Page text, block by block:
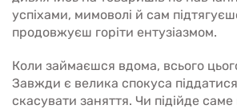
успіхами, мимоволі й сам
продовжуєш горіти ентузіазмом.
Коли займаєшся вдома, всього
Завжди є велика спокуса піддатися
скасувати заняття. Чи підійде